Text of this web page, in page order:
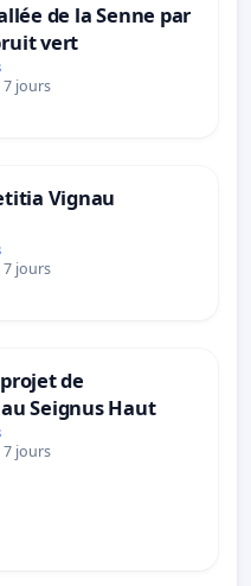
de la Senne par
vert
jours
Vignau
jours
de
Seignus Haut
jours